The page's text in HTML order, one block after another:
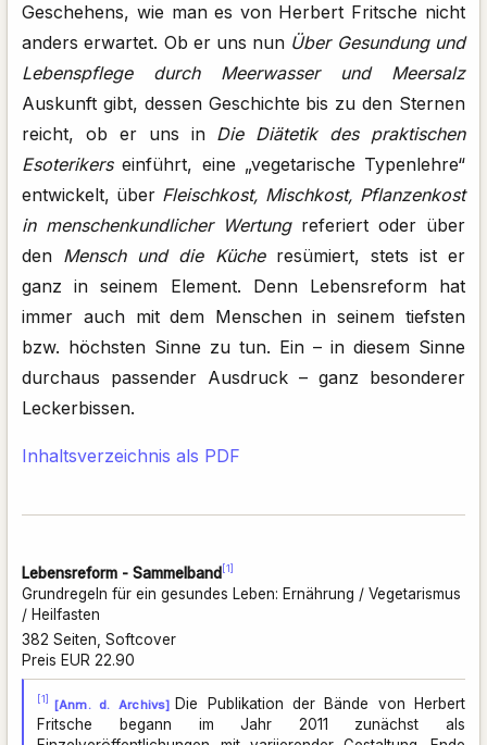
Geschehens, wie man es von Herbert Fritsche nicht
anders erwartet. Ob er uns nun Über Gesundung und
Lebenspflege durch Meerwasser und Meersalz
Auskunft gibt, dessen Geschichte bis zu den Sternen
reicht, ob er uns in Die Diätetik des praktischen
Esoterikerseinführt, eine „vegetarische Typenlehre“
entwickelt, über Fleischkost, Mischkost, Pflanzenkost
in menschenkundlicher Wertungreferiert oder über
den Mensch und die Kücheresümiert, stets ist er
ganz in seinem Element. Denn Lebensreform hat
immer auch mit dem Menschen in seinem tiefsten
bzw. höchsten Sinne zu tun. Ein – in diesem Sinne
durchaus passender Ausdruck – ganz besonderer
Leckerbissen.
Inhaltsverzeichnis als PDF
Lebensreform - Sammelband [1]
Grundregeln für ein gesundes Leben: Ernährung / Vegetarismus
/ Heilfasten
382 Seiten, Softcover
Preis EUR 22.90
[1] [Anm. d. Archivs] Die Publikation der Bände von Herbert
Fritsche begann im Jahr 2011 zunächst als